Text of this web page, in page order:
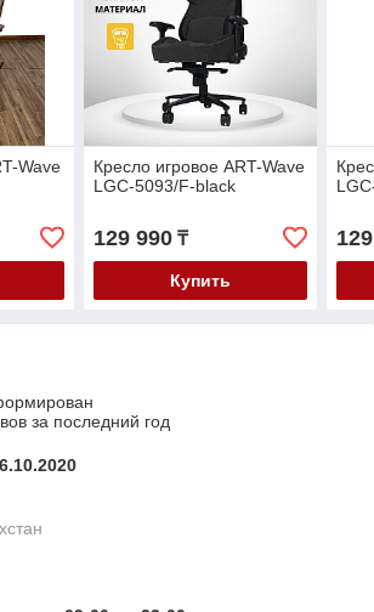
Wave
Кресло игровое ART-Wave
LGC-5093/F-black
129 990₸
Купить
за последний год